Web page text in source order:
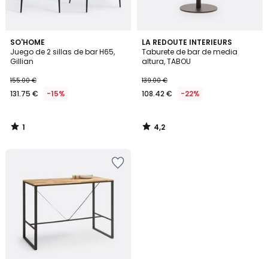
SO'HOME
Juego de 2 sillas de bar H65,
Gillian
155.00 €
131.75 € -15%
1
/
5
1
/
LA REDOUTE INTERIEURS
Taburete de bar de media
altura, TABOU
139.00 €
108.42 € -22%
4,2
/ 5
4,2
/